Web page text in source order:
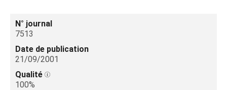
N° journal
7513
Date de publication
21/09/2001
Qualité
100%